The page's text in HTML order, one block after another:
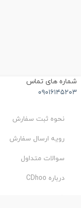
شماره های تماس
۰۹۰۱۶۱۴۵۲۰۳
نحوه ثبت سفارش
رویه ارسال سفارش
سوالات متداول
درباره CDhoo